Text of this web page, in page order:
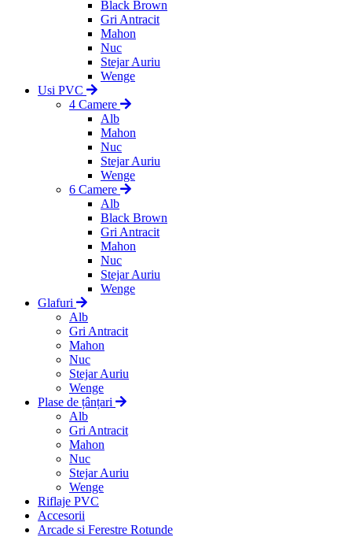
Black Brown
Gri Antracit
Mahon
Nuc
Stejar Auriu
Wenge
Usi PVC
4 Camere
Alb
Mahon
Nuc
Stejar Auriu
Wenge
6 Camere
Alb
Black Brown
Gri Antracit
Mahon
Nuc
Stejar Auriu
Wenge
Glafuri
Alb
Gri Antracit
Mahon
Nuc
Stejar Auriu
Wenge
Plase de țânțari
Alb
Gri Antracit
Mahon
Nuc
Stejar Auriu
Wenge
Riflaje PVC
Accesorii
Arcade si Ferestre Rotunde